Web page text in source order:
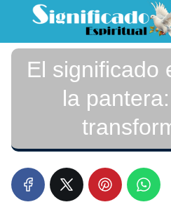
El significado
la